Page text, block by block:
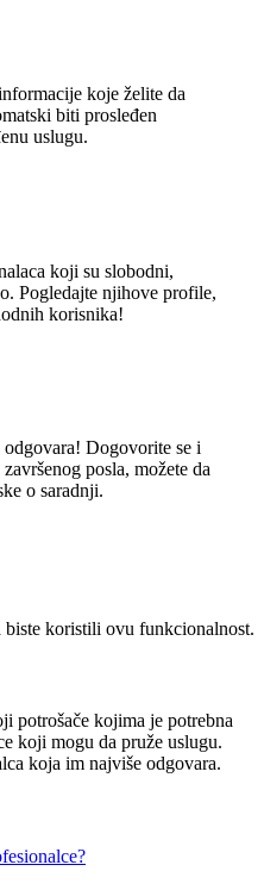
koje želite da
biti prosleđen
uslugu.
koji su slobodni,
Pogledajte njihove profile,
korisnika!
Dogovorite se i
posla, možete da
o saradnji.
koristili ovu funkcionalnost.
potrošače kojima je potrebna
koji mogu da pruže uslugu.
koja im najviše odgovara.